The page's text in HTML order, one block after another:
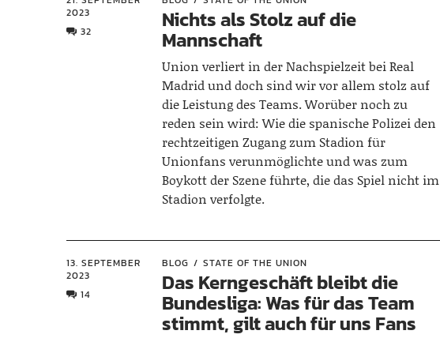
2023
32
Nichts als Stolz auf die
Mannschaft
Union verliert in der Nachspielzeit bei Real
Madrid und doch sind wir vor allem stolz auf
die Leistung des Teams. Worüber noch zu
reden sein wird: Wie die spanische Polizei den
rechtzeitigen Zugang zum Stadion für
Unionfans verunmöglichte und was zum
Boykott der Szene führte, die das Spiel nicht im
Stadion verfolgte.
13. SEPTEMBER
2023
14
BLOG STATE OF THE UNION
Das Kerngeschäft bleibt die
Bundesliga: Was für das Team
stimmt, gilt auch für uns Fans